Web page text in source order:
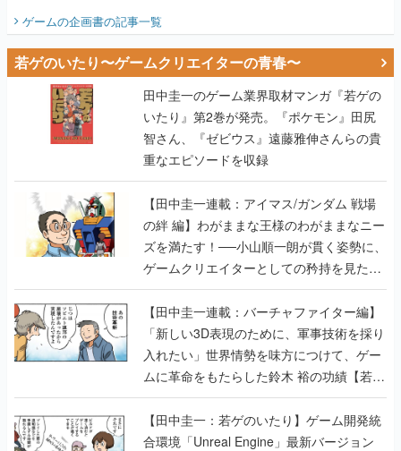
ゲームの企画書の記事一覧
若ゲのいたり〜ゲームクリエイターの青春〜
田中圭一のゲーム業界取材マンガ『若ゲの
いたり』第2巻が発売。『ポケモン』田尻
智さん、『ゼビウス』遠藤雅伸さんらの貴
重なエピソードを収録
【田中圭一連載：アイマス/ガンダム 戦場
の絆 編】わがままな王様のわがままなニー
ズを満たす！──小山順一朗が貫く姿勢に、
ゲームクリエイターとしての矜持を見た
【若ゲのいたり最終回】
【田中圭一連載：バーチャファイター編】
「新しい3D表現のために、軍事技術を採り
入れたい」世界情勢を味方につけて、ゲー
ムに革命をもたらした鈴木 裕の功績【若ゲ
のいたり】
【田中圭一：若ゲのいたり】ゲーム開発統
合環境「Unreal Engine」最新バージョン